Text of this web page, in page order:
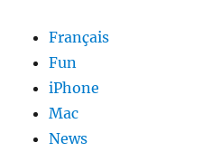
Français
Fun
iPhone
Mac
News